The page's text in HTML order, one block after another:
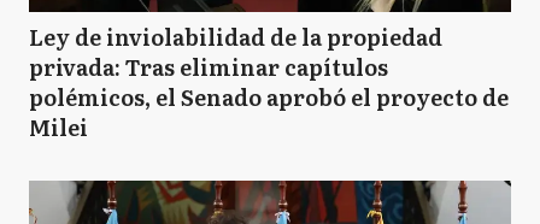
Ley de inviolabilidad de la propiedad
privada: Tras eliminar capítulos
polémicos, el Senado aprobó el proyecto de
Milei